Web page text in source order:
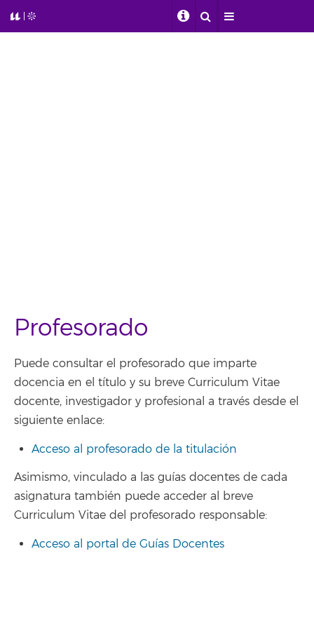
Profesorado
Puede consultar el profesorado que imparte
docencia en el título y su breve Curriculum Vitae
docente, investigador y profesional a través desde el
siguiente enlace:
Acceso al profesorado de la titulación
Asimismo, vinculado a las guías docentes de cada
asignatura también puede acceder al breve
Curriculum Vitae del profesorado responsable:
Acceso al portal de Guías Docentes